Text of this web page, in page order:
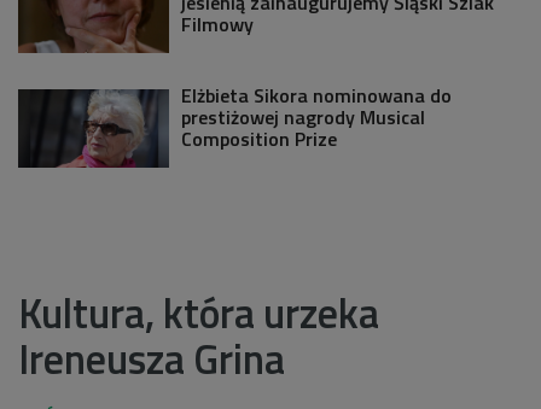
Filmowy
Elżbieta Sikora nominowana do
prestiżowej nagrody Musical
Composition Prize
Kultura, która urzeka
Ireneusza Grina